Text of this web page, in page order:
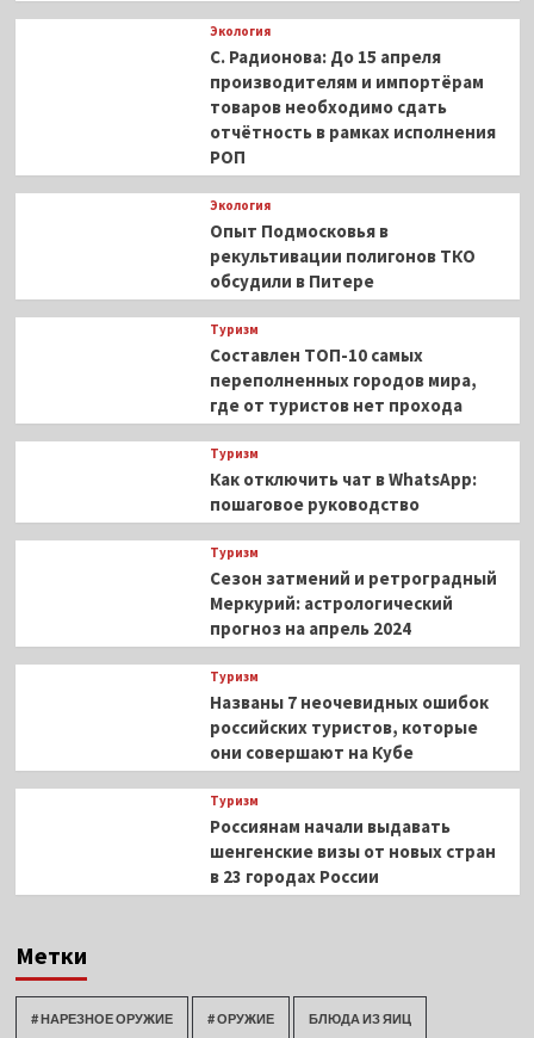
Экология
С. Радионова: До 15 апреля
производителям и импортёрам
товаров необходимо сдать
отчётность в рамках исполнения
РОП
Экология
Опыт Подмосковья в
рекультивации полигонов ТКО
обсудили в Питере
Туризм
Составлен ТОП-10 самых
переполненных городов мира,
где от туристов нет прохода
Туризм
Как отключить чат в WhatsApp:
пошаговое руководство
Туризм
Сезон затмений и ретроградный
Меркурий: астрологический
прогноз на апрель 2024
Туризм
Названы 7 неочевидных ошибок
российских туристов, которые
они совершают на Кубе
Туризм
Россиянам начали выдавать
шенгенские визы от новых стран
в 23 городах России
Метки
# НАРЕЗНОЕ ОРУЖИЕ # ОРУЖИЕ БЛЮДА ИЗ ЯИЦ